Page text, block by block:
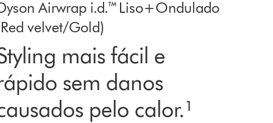
Airwrap i.d.™ Liso+Ondulado
velvet/Gold)
mais fácil e
sem danos
pelo calor.¹